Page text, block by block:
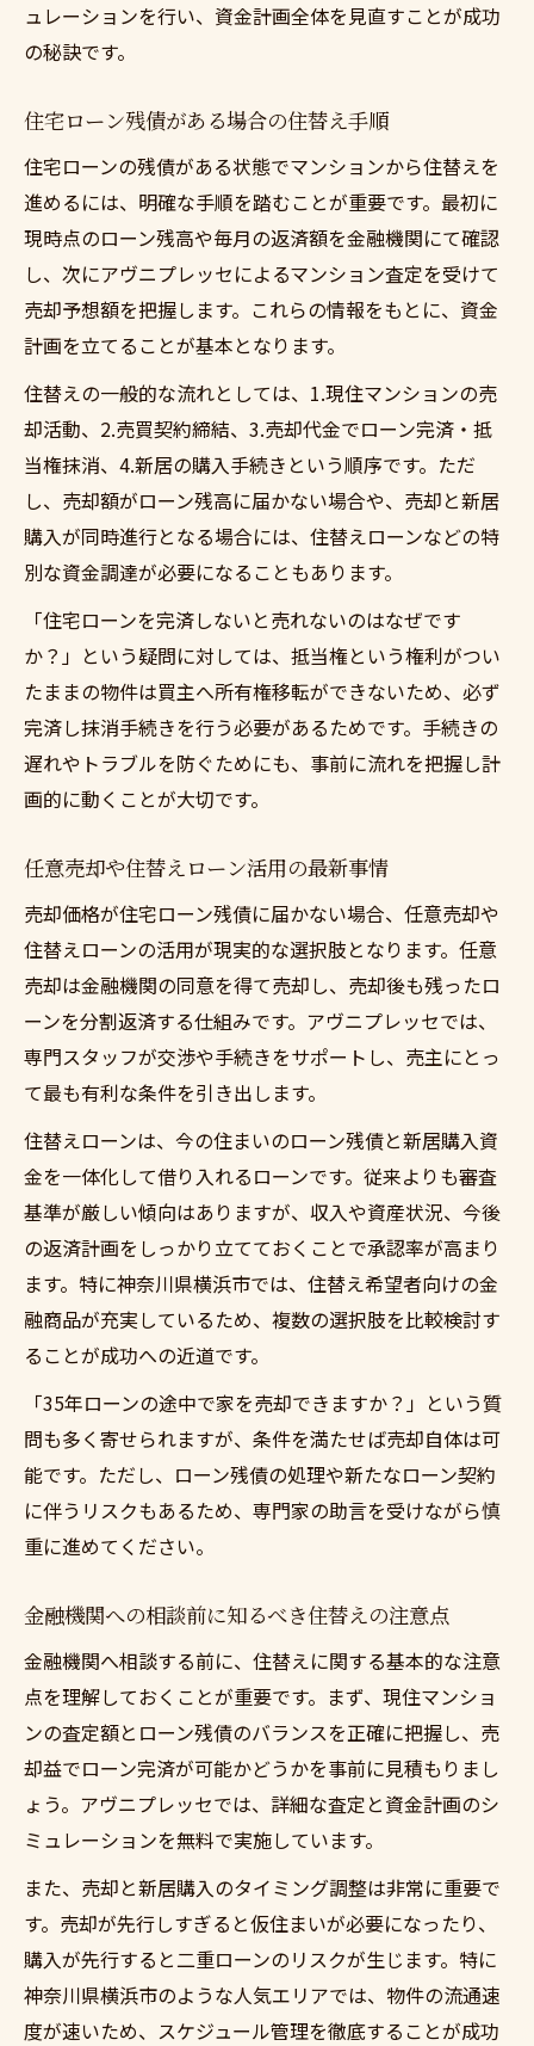
ュレーションを行い、資金計画全体を見直すことが成功
の秘訣です。
住宅ローン残債がある場合の住替え手順
住宅ローンの残債がある状態でマンションから住替えを
進めるには、明確な手順を踏むことが重要です。最初に
現時点のローン残高や毎月の返済額を金融機関にて確認
し、次にアヴニプレッセによるマンション査定を受けて
売却予想額を把握します。これらの情報をもとに、資金
計画を立てることが基本となります。
住替えの一般的な流れとしては、1.現住マンションの売
却活動、2.売買契約締結、3.売却代金でローン完済・抵
当権抹消、4.新居の購入手続きという順序です。ただ
し、売却額がローン残高に届かない場合や、売却と新居
購入が同時進行となる場合には、住替えローンなどの特
別な資金調達が必要になることもあります。
「住宅ローンを完済しないと売れないのはなぜです
か？」という疑問に対しては、抵当権という権利がつい
たままの物件は買主へ所有権移転ができないため、必ず
完済し抹消手続きを行う必要があるためです。手続きの
遅れやトラブルを防ぐためにも、事前に流れを把握し計
画的に動くことが大切です。
任意売却や住替えローン活用の最新事情
売却価格が住宅ローン残債に届かない場合、任意売却や
住替えローンの活用が現実的な選択肢となります。任意
売却は金融機関の同意を得て売却し、売却後も残ったロ
ーンを分割返済する仕組みです。アヴニプレッセでは、
専門スタッフが交渉や手続きをサポートし、売主にとっ
て最も有利な条件を引き出します。
住替えローンは、今の住まいのローン残債と新居購入資
金を一体化して借り入れるローンです。従来よりも審査
基準が厳しい傾向はありますが、収入や資産状況、今後
の返済計画をしっかり立てておくことで承認率が高まり
ます。特に神奈川県横浜市では、住替え希望者向けの金
融商品が充実しているため、複数の選択肢を比較検討す
ることが成功への近道です。
「35年ローンの途中で家を売却できますか？」という質
問も多く寄せられますが、条件を満たせば売却自体は可
能です。ただし、ローン残債の処理や新たなローン契約
に伴うリスクもあるため、専門家の助言を受けながら慎
重に進めてください。
金融機関への相談前に知るべき住替えの注意点
金融機関へ相談する前に、住替えに関する基本的な注意
点を理解しておくことが重要です。まず、現住マンショ
ンの査定額とローン残債のバランスを正確に把握し、売
却益でローン完済が可能かどうかを事前に見積もりまし
ょう。アヴニプレッセでは、詳細な査定と資金計画のシ
ミュレーションを無料で実施しています。
また、売却と新居購入のタイミング調整は非常に重要で
す。売却が先行しすぎると仮住まいが必要になったり、
購入が先行すると二重ローンのリスクが生じます。特に
神奈川県横浜市のような人気エリアでは、物件の流通速
度が速いため、スケジュール管理を徹底することが成功